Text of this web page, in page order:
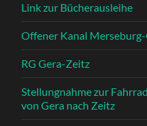
Link zur Bücherausleihe
Offener Kanal
RG Gera-Zeitz
Stellungnahme zur
von Gera nach Zeitz